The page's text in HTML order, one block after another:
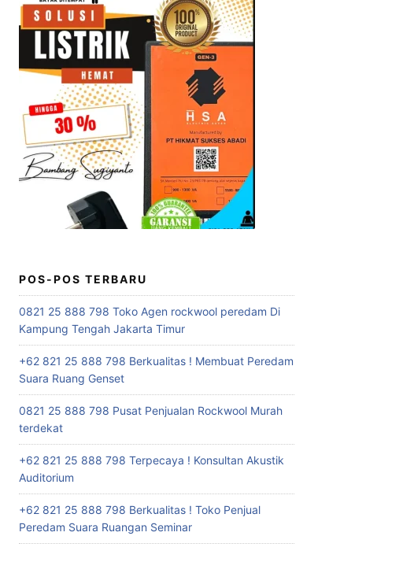
POS-POS TERBARU
0821 25 888 798 Toko Agen rockwool peredam Di
Kampung Tengah Jakarta Timur
+62 821 25 888 798 Berkualitas ! Membuat Peredam
Suara Ruang Genset
0821 25 888 798 Pusat Penjualan Rockwool Murah
terdekat
+62 821 25 888 798 Terpecaya ! Konsultan Akustik
Auditorium
+62 821 25 888 798 Berkualitas ! Toko Penjual
Peredam Suara Ruangan Seminar